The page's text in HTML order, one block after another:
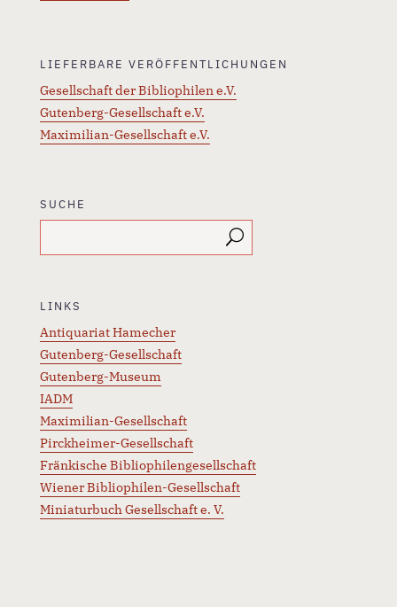
LIEFERBARE VERÖFFENTLICHUNGEN
Gesellschaft der Bibliophilen e.V.
Gutenberg-Gesellschaft e.V.
Maximilian-Gesellschaft e.V.
SUCHE
LINKS
Antiquariat Hamecher
Gutenberg-Gesellschaft
Gutenberg-Museum
IADM
Maximilian-Gesellschaft
Pirckheimer-Gesellschaft
Fränkische Bibliophilengesellschaft
Wiener Bibliophilen-Gesellschaft
Miniaturbuch Gesellschaft e. V.